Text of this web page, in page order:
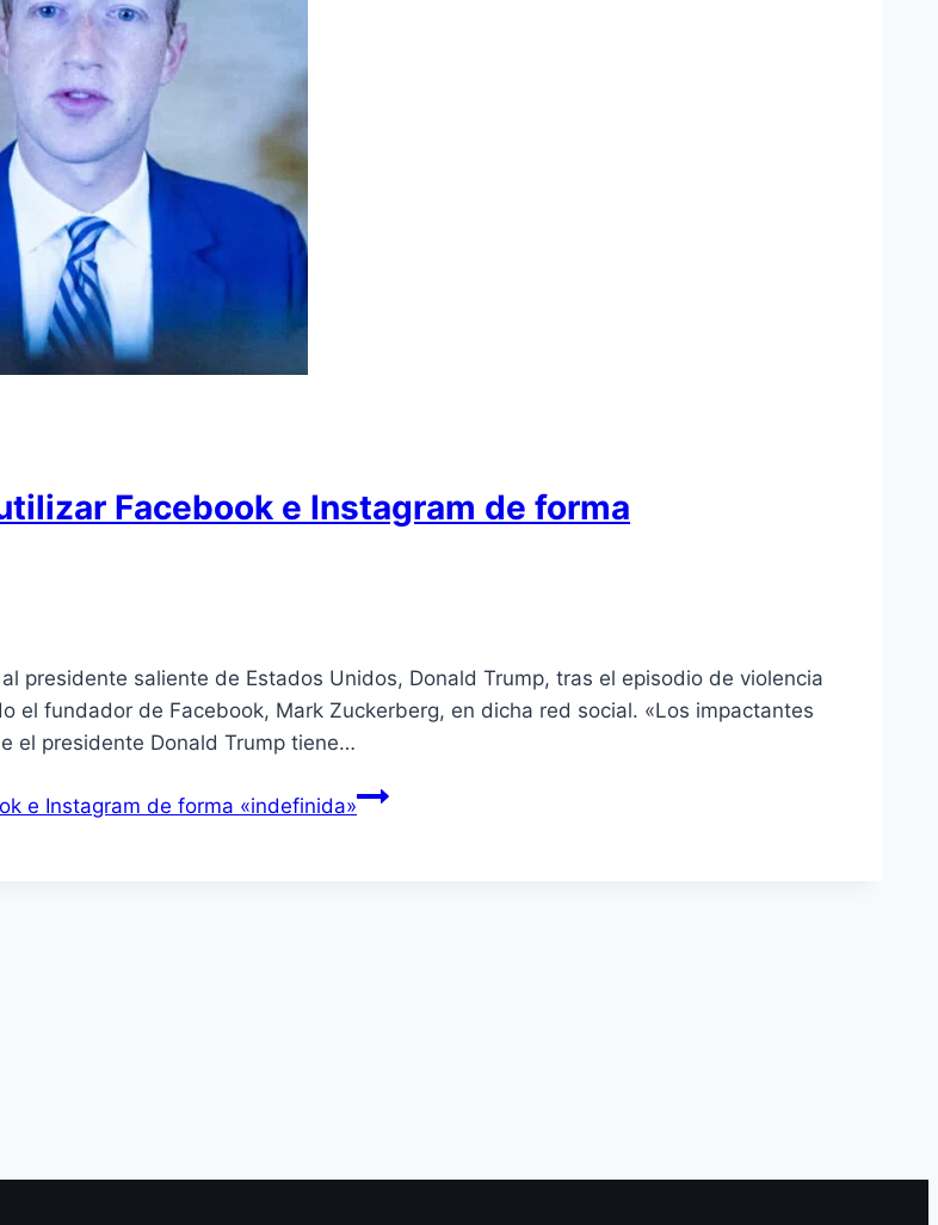
Facebook e Instagram de forma
presidente saliente de Estados Unidos, Donald Trump, tras el episodio de violencia
el fundador de Facebook, Mark Zuckerberg, en dicha red social. «Los impactantes
el presidente Donald Trump tiene…
e Instagram de forma «indefinida»